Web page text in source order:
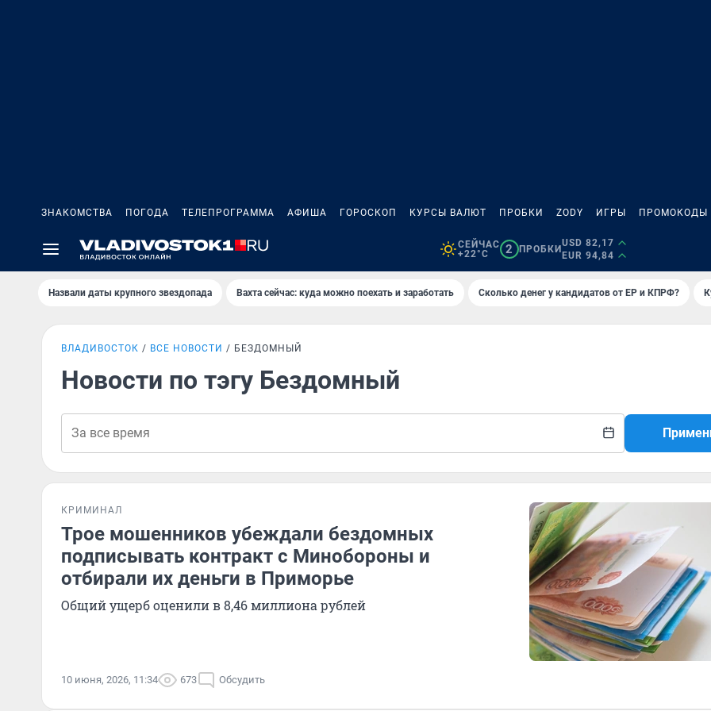
ЗНАКОМСТВА ПОГОДА ТЕЛЕПРОГРАММА АФИША ГОРОСКОП КУРСЫ ВАЛЮТ ПРОБКИ ZODY ИГРЫ ПРОМОКОДЫ
СЕЙЧАС
+22°C
2 ПРОБКИ
USD 82,17
EUR 94,84
Назвали даты крупного звездопада Вахта сейчас: куда можно поехать и заработать Сколько денег у кандидатов от ЕР и КПРФ?
ВЛАДИВОСТОК ВСЕ НОВОСТИ БЕЗДОМНЫЙ
Новости по тэгу Бездомный
КРИМИНАЛ
Трое мошенников убеждали бездомных
подписывать контракт с Минобороны и
отбирали их деньги в Приморье
Общий ущерб оценили в 8,46 миллиона рублей
10 июня, 2026, 11:34 673 Обсудить